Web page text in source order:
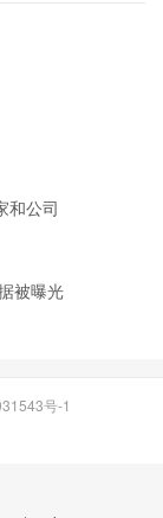
的关注，但
况和市场趋
以保证自己
和公司
被曝光
号-1